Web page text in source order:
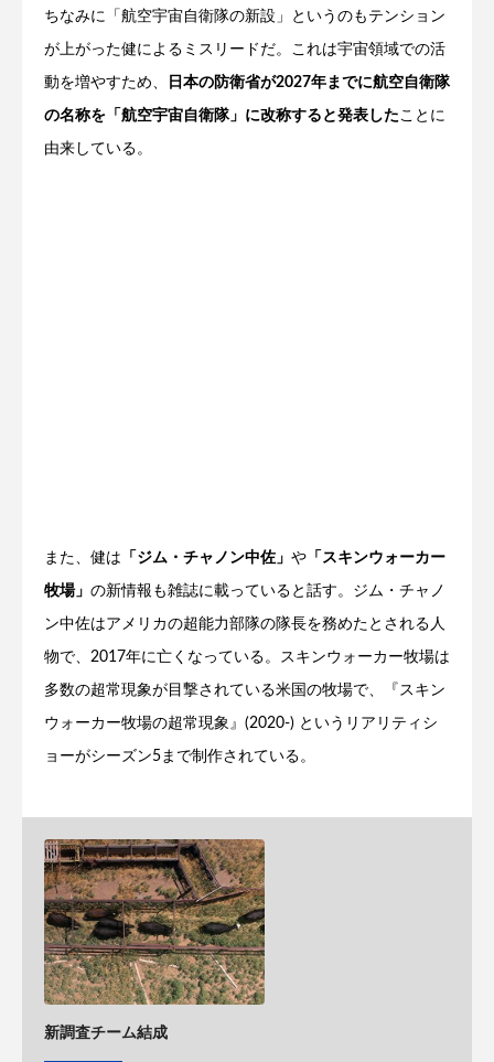
ちなみに「航空宇宙自衛隊の新設」というのもテンション
が上がった健によるミスリードだ。これは宇宙領域での活
動を増やすため、 日本の防衛省が2027年までに航空自衛隊
の名称を「航空宇宙自衛隊」に改称すると発表した ことに
由来している。
また、健は 「ジム・チャノン中佐」 や 「スキンウォーカー
牧場」 の新情報も雑誌に載っていると話す。ジム・チャノ
ン中佐はアメリカの超能力部隊の隊長を務めたとされる人
物で、2017年に亡くなっている。スキンウォーカー牧場は
多数の超常現象が目撃されている米国の牧場で、『スキン
ウォーカー牧場の超常現象』(2020-) というリアリティシ
ョーがシーズン5まで制作されている。
新調査チーム結成